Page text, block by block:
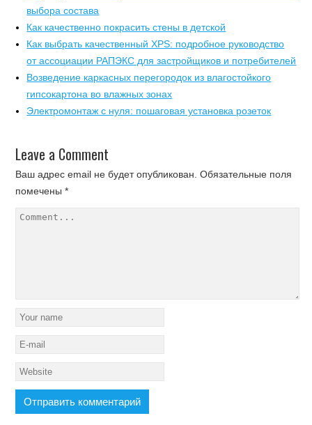
выбора состава
Как качественно покрасить стены в детской
Как выбрать качественный XPS: подробное руководство
от ассоциации РАПЭКС для застройщиков и потребителей
Возведение каркасных перегородок из влагостойкого
гипсокартона во влажных зонах
Электромонтаж с нуля: пошаговая установка розеток
Leave a Comment
Ваш адрес email не будет опубликован. Обязательные поля
помечены*